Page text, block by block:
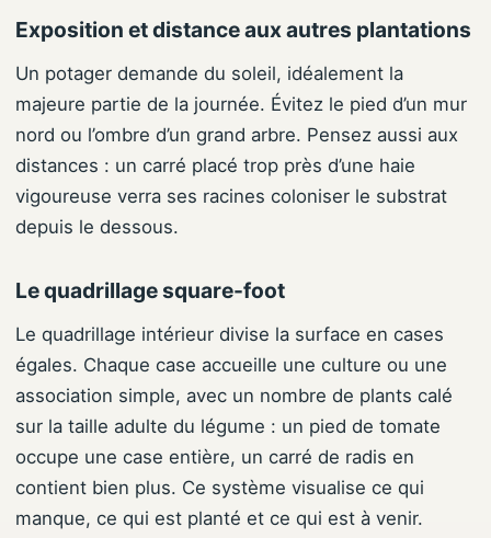
Exposition et distance aux autres plantations
Un potager demande du soleil, idéalement la
majeure partie de la journée. Évitez le pied d’un mur
nord ou l’ombre d’un grand arbre. Pensez aussi aux
distances : un carré placé trop près d’une haie
vigoureuse verra ses racines coloniser le substrat
depuis le dessous.
Le quadrillage square-foot
Le quadrillage intérieur divise la surface en cases
égales. Chaque case accueille une culture ou une
association simple, avec un nombre de plants calé
sur la taille adulte du légume : un pied de tomate
occupe une case entière, un carré de radis en
contient bien plus. Ce système visualise ce qui
manque, ce qui est planté et ce qui est à venir.